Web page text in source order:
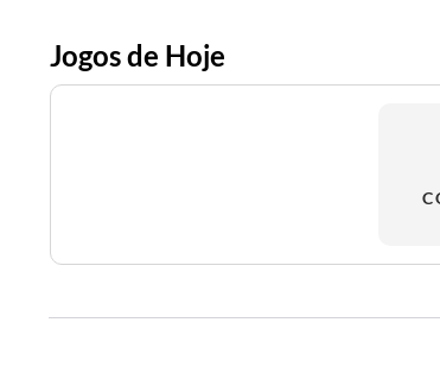
Jogos de Hoje